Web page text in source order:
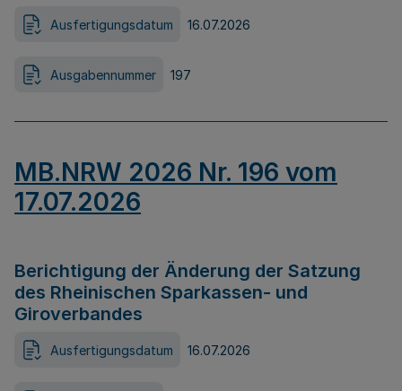
Ausfertigungsdatum 16.07.2026
Ausgabennummer 197
MB.NRW 2026 Nr. 196 vom
17.07.2026
Berichtigung der Änderung der Satzung
des Rheinischen Sparkassen- und
Giroverbandes
Ausfertigungsdatum 16.07.2026